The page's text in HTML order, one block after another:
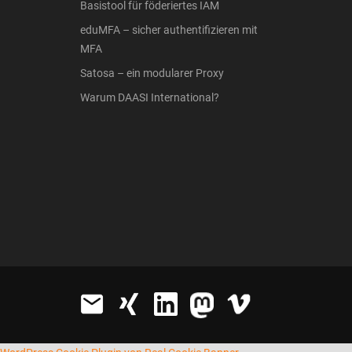
Basistool für föderiertes IAM
eduMFA – sicher authentifizieren mit
MFA
Satosa – ein modularer Proxy
Warum DAASI International?